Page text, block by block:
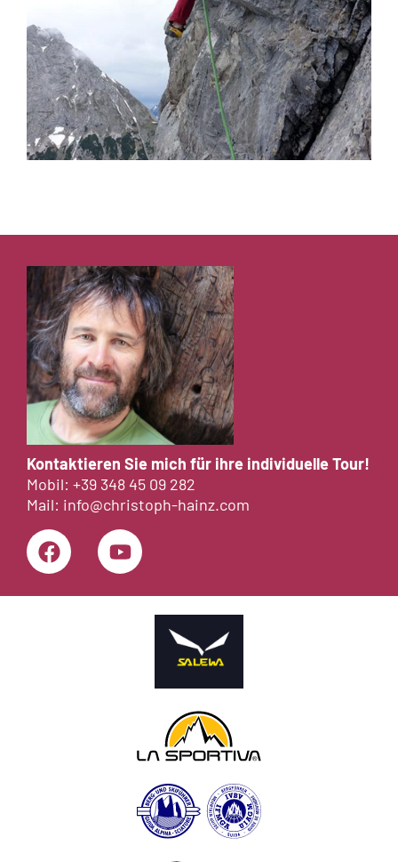
Kontaktieren Sie mich für ihre individuelle Tour!
Mobil: +39 348 45 09 282
Mail: info@christoph-hainz.com